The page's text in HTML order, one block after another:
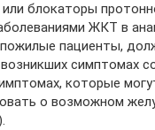
блокаторы
ЖКТ в
пациенты,
возникших симптомах
которые
о возможном